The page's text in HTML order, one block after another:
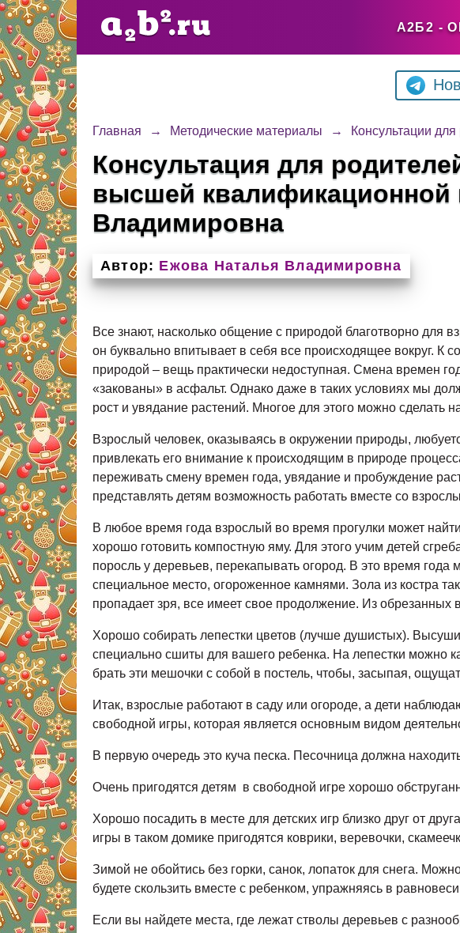
А2Б2 -
Главная → Методические материалы → Консультации для
Консультация для
высшей квалификационной
Владимировна
Автор: Ежова Наталья Владимировна
Все знают, насколько общение с природой благотворно для
он буквально впитывает в себя все происходящее вокруг. К
природой – вещь практически недоступная. Смена времен
«закованы» в асфальт. Однако даже в таких условиях мы
рост и увядание растений. Многое для этого можно сделать
Взрослый человек, оказываясь в окружении природы,
привлекать его внимание к происходящим в природе
переживать смену времен года, увядание и пробуждение
представлять детям возможность работать вместе со
В любое время года взрослый во время прогулки может
хорошо готовить компостную яму. Для этого учим детей
поросль у деревьев, перекапывать огород. В это время года
специальное место, огороженное камнями. Зола из костра
пропадает зря, все имеет свое продолжение. Из обрезанных
Хорошо собирать лепестки цветов (лучше душистых).
специально сшиты для вашего ребенка. На лепестки можно
брать эти мешочки с собой в постель, чтобы, засыпая,
Итак, взрослые работают в саду или огороде, а дети
свободной игры, которая является основным видом
В первую очередь это куча песка. Песочница должна
Очень пригодятся детям в свободной игре хорошо
Хорошо посадить в месте для детских игр близко друг от
игры в таком домике пригодятся коврики, веревочки,
Зимой не обойтись без горки, санок, лопаток для снега.
будете скользить вместе с ребенком, упражняясь в
Если вы найдете места, где лежат стволы деревьев с